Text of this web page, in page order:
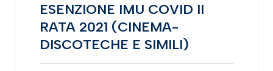
ESENZIONE IMU COVID II
RATA 2021 (CINEMA-
DISCOTECHE E SIMILI)